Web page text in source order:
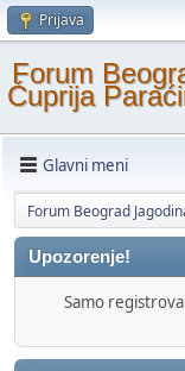
Prijava
Forum
Ćuprija
Glavni meni
Forum Beograd
Upozorenje!
Samo